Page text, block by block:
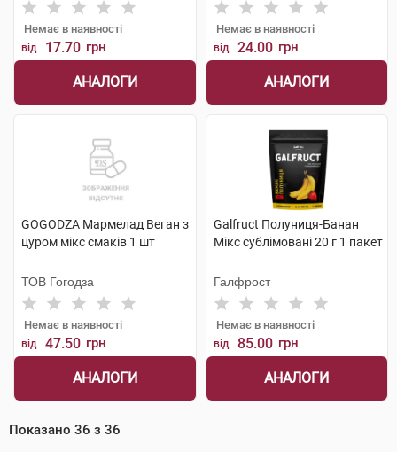
Немає в наявності
від 17.70 грн
АНАЛОГИ
Немає в наявності
від 24.00 грн
АНАЛОГИ
GOGODZA Мармелад Веган з
цуром мікс смаків 1 шт
ТОВ Гогодза
Немає в наявності
від 47.50 грн
АНАЛОГИ
Galfruct Полуниця-Банан
Мікс сублімовані 20 г 1 пакет
Галфрост
Немає в наявності
від 85.00 грн
АНАЛОГИ
Показано 36 з 36